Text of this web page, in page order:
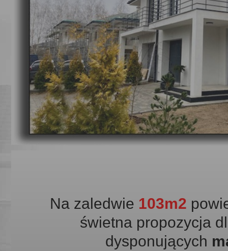
Na zaledwie 103m2
świetna propozycja
dysponujących